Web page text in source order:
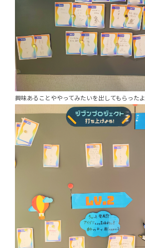
興味あることややってみたいを出してもらったよ